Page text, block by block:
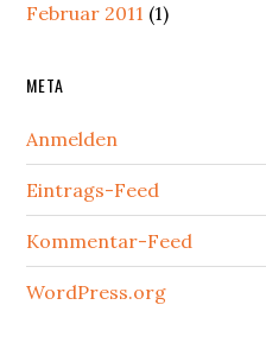
Februar 2011 (1)
META
Anmelden
Eintrags-Feed
Kommentar-Feed
WordPress.org